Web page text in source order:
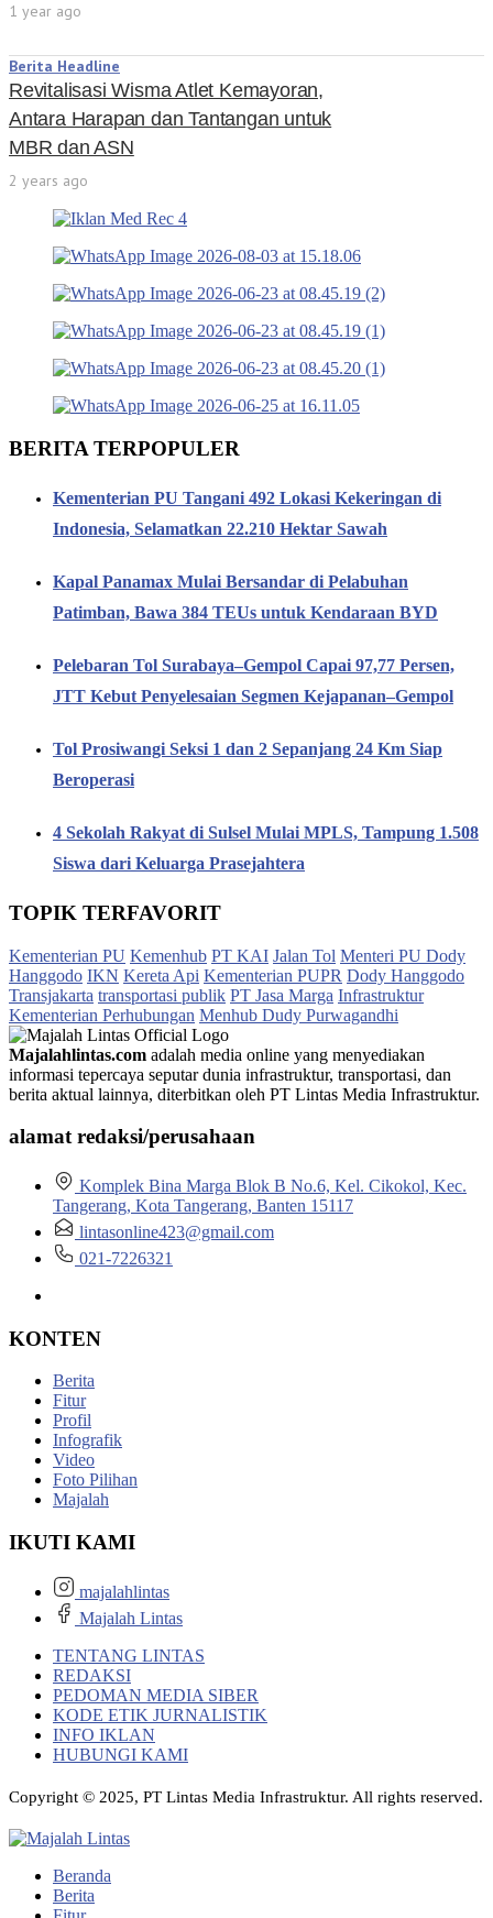
1 year ago
Berita Headline
Revitalisasi Wisma Atlet Kemayoran,
Antara Harapan dan Tantangan untuk
MBR dan ASN
2 years ago
BERITA TERPOPULER
Kementerian PU Tangani 492 Lokasi Kekeringan di
Indonesia, Selamatkan 22.210 Hektar Sawah
Kapal Panamax Mulai Bersandar di Pelabuhan
Patimban, Bawa 384 TEUs untuk Kendaraan BYD
Pelebaran Tol Surabaya–Gempol Capai 97,77 Persen,
JTT Kebut Penyelesaian Segmen Kejapanan–Gempol
Tol Prosiwangi Seksi 1 dan 2 Sepanjang 24 Km Siap
Beroperasi
4 Sekolah Rakyat di Sulsel Mulai MPLS, Tampung 1.508
Siswa dari Keluarga Prasejahtera
TOPIK TERFAVORIT
Kementerian PU Kemenhub PT KAI Jalan Tol Menteri PU Dody
Hanggodo IKN Kereta Api Kementerian PUPR Dody Hanggodo
Transjakarta transportasi publik PT Jasa Marga Infrastruktur
Kementerian Perhubungan Menhub Dudy Purwagandhi
Majalahlintas.com adalah media online yang menyediakan
informasi tepercaya seputar dunia infrastruktur, transportasi, dan
berita aktual lainnya, diterbitkan oleh PT Lintas Media Infrastruktur.
alamat redaksi/perusahaan
Komplek Bina Marga Blok B No.6, Kel. Cikokol, Kec.
Tangerang, Kota Tangerang, Banten 15117
lintasonline423@gmail.com
021-7226321
KONTEN
Berita
Fitur
Profil
Infografik
Video
Foto Pilihan
Majalah
IKUTI KAMI
majalahlintas
Majalah Lintas
TENTANG LINTAS
REDAKSI
PEDOMAN MEDIA SIBER
KODE ETIK JURNALISTIK
INFO IKLAN
HUBUNGI KAMI
Copyright © 2025, PT Lintas Media Infrastruktur. All rights reserved.
Beranda
Berita